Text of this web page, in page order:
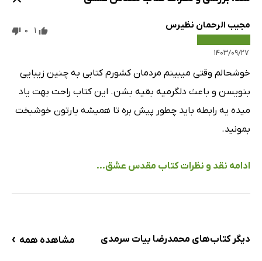
مجیب الرحمان نظیرس
۱۴۰۳/۰۹/۲۷
1
0
خوشحالم وقتی میبینم مردمان کشورم کتابی به چنین زیبایی
بنویسن و باعث دلگرمیه بقیه بشن. این کتاب راحت بهت یاد
میده یه رابطه باید چطور پیش بره تا همیشه یارتون خوشبخت
بمونید.
ادامه نقد و نظرات کتاب مقدس عشق...
دیگر کتاب‌های محمدرضا بیات سرمدی مشاهده همه ›